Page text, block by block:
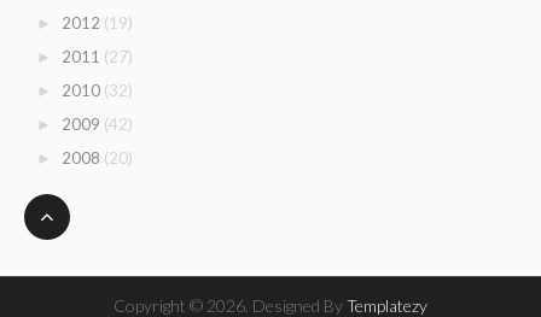
► 2012 (19)
► 2011 (27)
► 2010 (32)
► 2009 (42)
► 2008 (20)
Copyright © 2026. Designed ByTemplatezy